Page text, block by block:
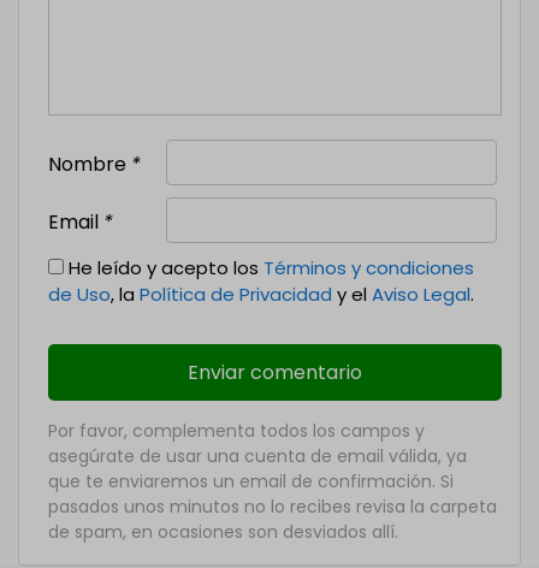
Nombre *
Email *
He leído y acepto los Términos y condiciones
de Uso, la Política de Privacidad y el Aviso Legal.
Por favor, complementa todos los campos y
asegúrate de usar una cuenta de email válida, ya
que te enviaremos un email de confirmación. Si
pasados unos minutos no lo recibes revisa la carpeta
de spam, en ocasiones son desviados allí.